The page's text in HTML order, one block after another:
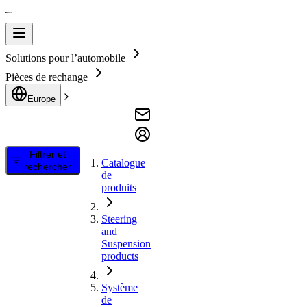
Solutions pour l’automobile
Pièces de rechange
Europe
Filtrer et
rechercher
Catalogue
de
produits
Steering
and
Suspension
products
Système
de